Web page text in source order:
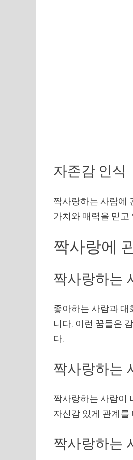
자존감 인식
짝사랑하는 사람에
가치와 매력을 믿
짝사랑에
짝사랑하는
좋아하는 사람과 대
니다. 이런 꿈들은
다.
짝사랑하는
짝사랑하는 사람이
자신감 있게 관계
짝사랑하는